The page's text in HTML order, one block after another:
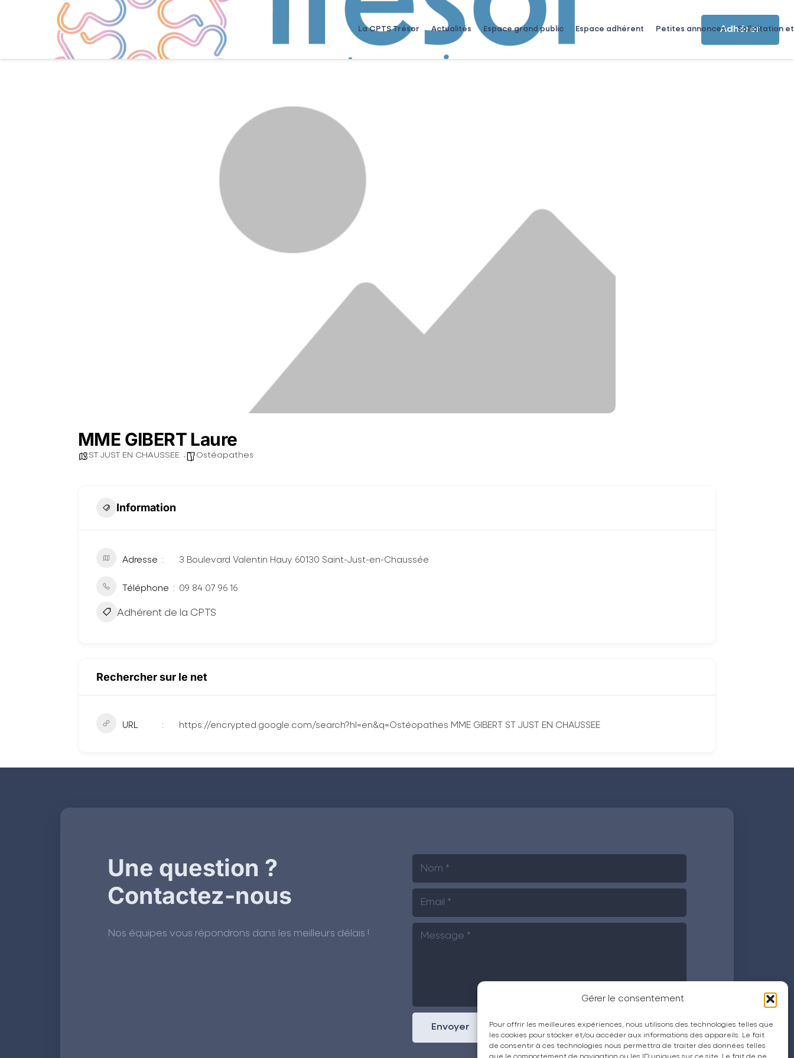
Gérer le consentement
Pour offrir les meilleures expériences, nous utilisons des technologies telles que
les cookies pour stocker et/ou accéder aux informations des appareils. Le fait
de consentir à ces technologies nous permettra de traiter des données telles
La CPTS Trésor Actualités Espace grand public Espace adhérent Petites annonces Sollicitation et
Adhérer
Go Back Share
MME GIBERT Laure
ST JUST EN CHAUSSEE Ostéopathes
Information
Adresse 3 Boulevard Valentin Hauy 60130 Saint-Just-en-Chaussée
Téléphone 09 84 07 96 16
Adhérent de la CPTS
Rechercher sur le net
URL https://encrypted.google.com/search?hl=en&q=Ostéopathes MME GIBERT ST JUST EN CHAUSSEE
Une question ?
Contactez-nous
Nos équipes vous répondrons dans les meilleurs délais !
Envoyer